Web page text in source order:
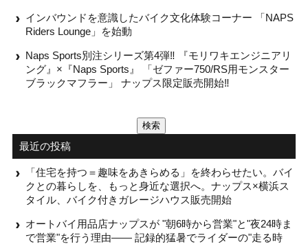
インバウンドを意識したバイク文化体験コーナー 「NAPS
Riders Lounge」を始動
Naps Sports別注シリーズ第4弾‼ 『モリワキエンジニアリ
ング』×『Naps Sports』 「ゼファー750/RS用モンスター
ブラックマフラー」 ナップス限定販売開始‼
索:
最近の投稿
「住宅を持つ＝趣味をあきらめる」を終わらせたい。バイ
クとの暮らしを、もっと身近な選択へ。ナップス×横浜ス
タイル、バイク付きガレージハウス販売開始
オートバイ用品店ナップスが "朝6時から営業"と"夜24時ま
で営業"を行う理由—— 記録的猛暑でライダーの"走る時